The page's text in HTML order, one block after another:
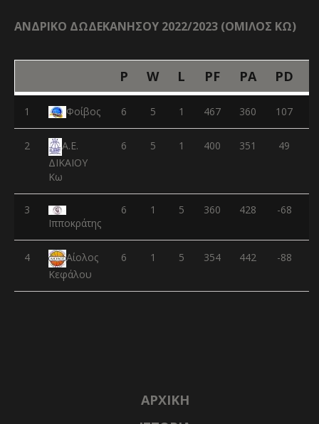
ΑΝΔΡΙΚΟ ΔΩΔΕΚΑΝΗΣΟΥ 2022/2023 (ΟΜΙΛΟΣ ΚΩ)
P W L PF PA PD
1 Φοίβος 6 5 1 467 360 107
2
Α.Ε.
ΔΙΚΑΙΟΥ
Κω
6 5 1 400 351 49
3
Ιπποκράτης
6 1 5 360 428 -68
4
Αίολος
Κεφάλου
6 1 5 354 442 -88
ΑΡΧΙΚΉ